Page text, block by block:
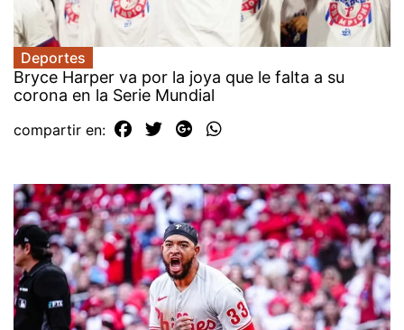
Deportes
Bryce Harper va por la joya que le falta a su
corona en la Serie Mundial
compartir en: